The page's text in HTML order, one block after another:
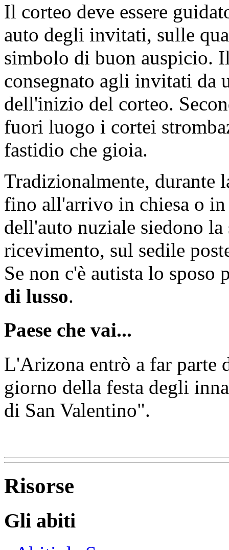
Il corteo deve essere
auto degli invitati, sulle
simbolo di buon auspicio.
consegnato agli invitati da
dell'inizio del corteo.
fuori luogo i cortei
fastidio che gioia.
Tradizionalmente, durante
fino all'arrivo in chiesa o
dell'auto nuziale siedono la
ricevimento, sul sedile
Se non c'è autista lo
di lusso.
Paese che vai...
L'Arizona entrò a far
giorno della festa degli
di San Valentino".
Risorse
Gli abiti